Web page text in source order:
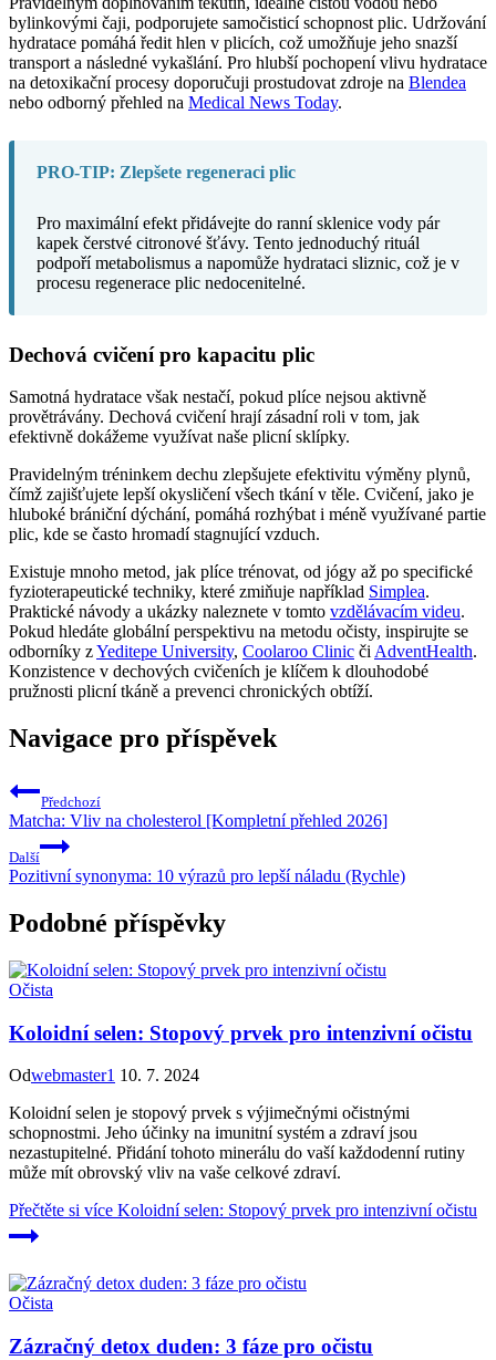
bylinkovými čaji, podporujete samočisticí schopnost plic. Udržování
hydratace pomáhá ředit hlen v plicích, což umožňuje jeho snazší
transport a následné vykašlání. Pro hlubší pochopení vlivu hydratace
na detoxikační procesy doporučuji prostudovat zdroje na Blendea
nebo odborný přehled na Medical News Today.
PRO-TIP: Zlepšete regeneraci plic
Pro maximální efekt přidávejte do ranní sklenice vody pár
kapek čerstvé citronové šťávy. Tento jednoduchý rituál
podpoří metabolismus a napomůže hydrataci sliznic, což je v
procesu regenerace plic nedocenitelné.
Dechová cvičení pro kapacitu plic
Samotná hydratace však nestačí, pokud plíce nejsou aktivně
provětrávány. Dechová cvičení hrají zásadní roli v tom, jak
efektivně dokážeme využívat naše plicní sklípky.
Pravidelným tréninkem dechu zlepšujete efektivitu výměny plynů,
čímž zajišťujete lepší okysličení všech tkání v těle. Cvičení, jako je
hluboké brániční dýchání, pomáhá rozhýbat i méně využívané partie
plic, kde se často hromadí stagnující vzduch.
Existuje mnoho metod, jak plíce trénovat, od jógy až po specifické
fyzioterapeutické techniky, které zmiňuje například Simplea.
Praktické návody a ukázky naleznete v tomto vzdělávacím videu.
Pokud hledáte globální perspektivu na metodu očisty, inspirujte se
odborníky zYeditepe University, Coolaroo Clinic čiAdventHealth.
Konzistence v dechových cvičeních je klíčem k dlouhodobé
pružnosti plicní tkáně a prevenci chronických obtíží.
Navigace pro příspěvek
Předchozí
Matcha: Vliv na cholesterol [Kompletní přehled 2026]
Další
Pozitivní synonyma: 10 výrazů pro lepší náladu (Rychle)
Podobné příspěvky
Očista
Koloidní selen: Stopový prvek pro intenzivní očistu
Odwebmaster1 10. 7. 2024
Koloidní selen je stopový prvek s výjimečnými očistnými
schopnostmi. Jeho účinky na imunitní systém a zdraví jsou
nezastupitelné. Přidání tohoto minerálu do vaší každodenní rutiny
může mít obrovský vliv na vaše celkové zdraví.
Přečtěte si více Koloidní selen: Stopový prvek pro intenzivní očistu
Očista
Zázračný detox duden: 3 fáze pro očistu